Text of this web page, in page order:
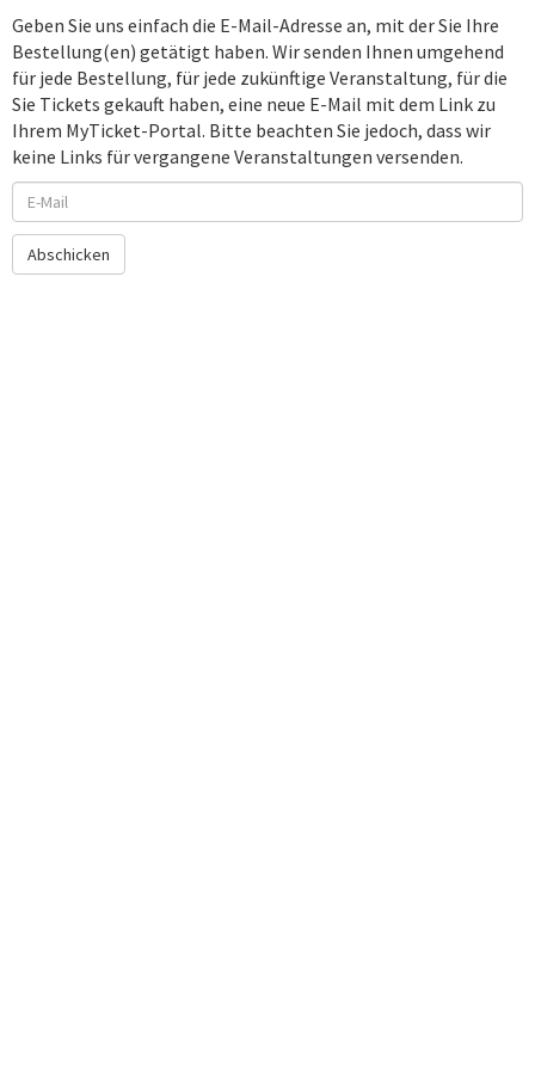
Geben Sie uns einfach die E-Mail-Adresse an, mit der Sie Ihre
Bestellung(en) getätigt haben. Wir senden Ihnen umgehend
für jede Bestellung, für jede zukünftige Veranstaltung, für die
Sie Tickets gekauft haben, eine neue E-Mail mit dem Link zu
Ihrem MyTicket-Portal. Bitte beachten Sie jedoch, dass wir
keine Links für vergangene Veranstaltungen versenden.
Abschicken